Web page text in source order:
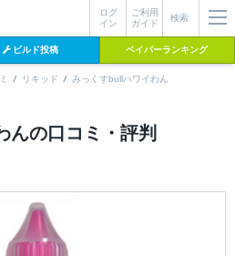
検索
ご利用
ガイド
ログ
イン
ビルド投稿 ベイパーランキング
ているワード
istick 2026
コメンソール)
リキッド みっくすbullハワイわん
んの口コミ・評判
該当の商品がまだ登録されていない可能